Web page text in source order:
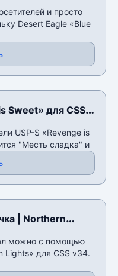
и просто
Desert Eagle «Blue
Sweet» для CSS
USP-S «Revenge is
"Месть сладка" и
| Northern
можно с помощью
Lights» для CSS v34.